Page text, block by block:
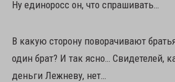
Ну единоросс он, что спрашивать…
В какую сторону поворачивают
один брат? И так ясно… Свидетелей,
деньги Лежневу, нет…